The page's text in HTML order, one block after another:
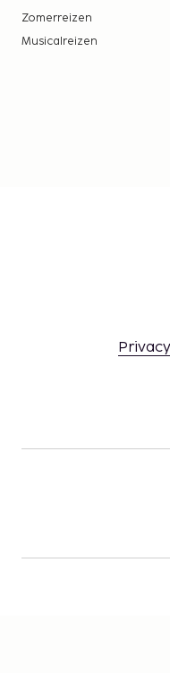
Zomerreizen
Musicalreizen